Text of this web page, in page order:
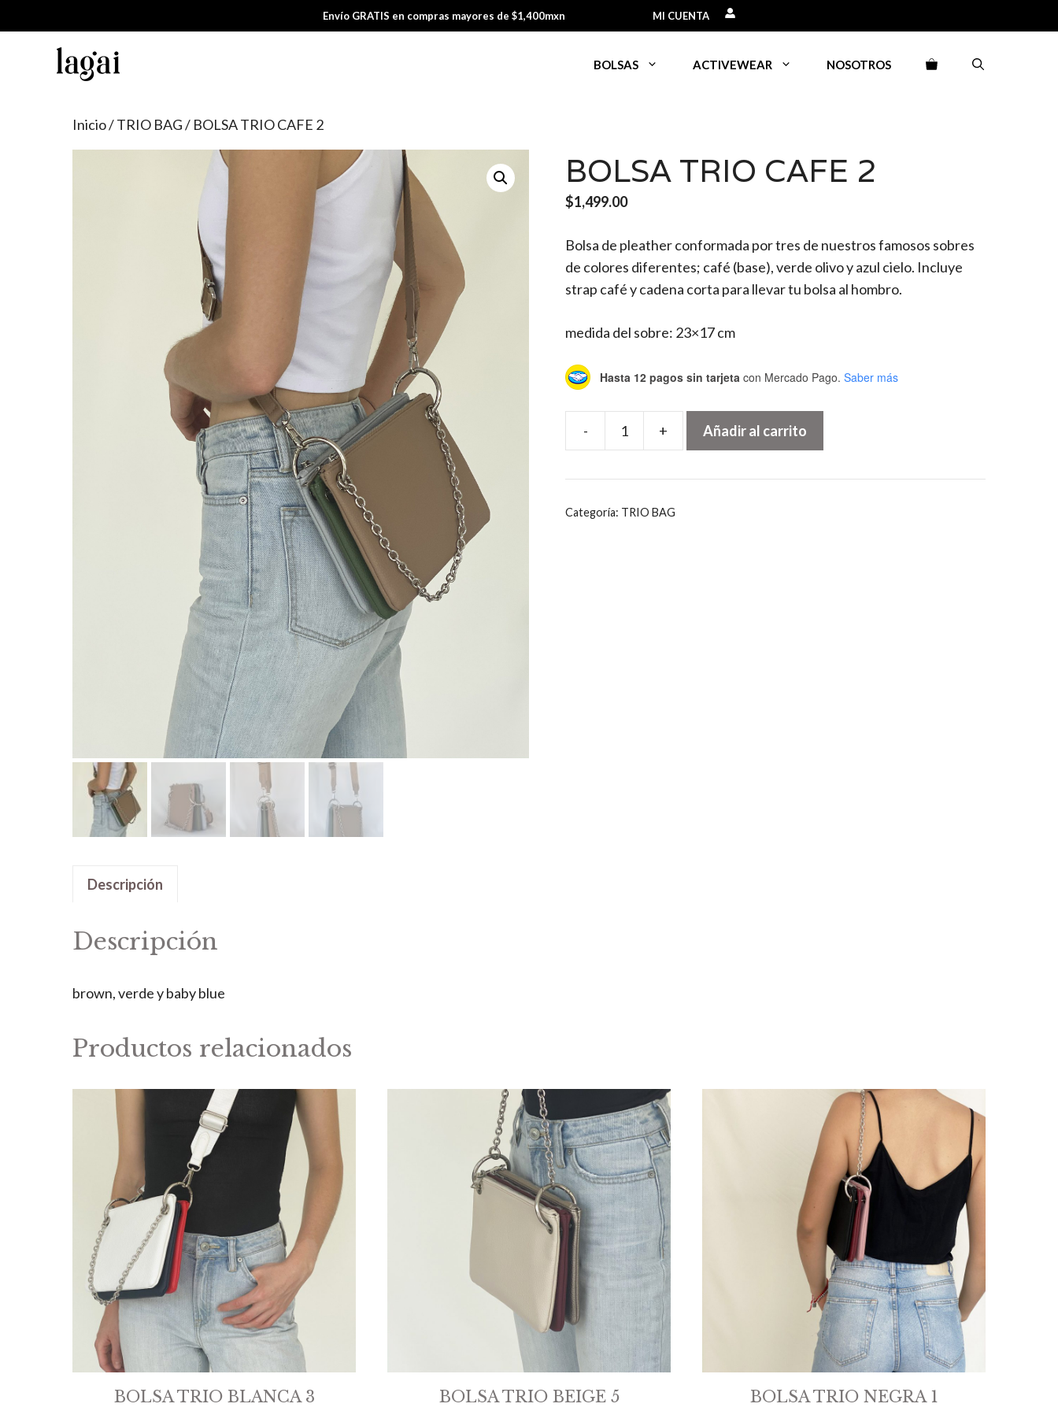
al
contenido
Envío GRATIS en compras mayores de $1,400mxn MI CUENTA
BOLSAS ACTIVEWEAR NOSOTROS
Inicio/TRIO BAG/ BOLSA TRIO CAFE 2
BOLSA TRIO CAFE 2
$1,499.00
Bolsa de pleather conformada por tres de nuestros famosos sobres
de colores diferentes; café (base), verde olivo y azul cielo. Incluye
strap café y cadena corta para llevar tu bolsa al hombro.
medida del sobre: 23×17 cm
Hasta 12 pagos sin tarjeta con Mercado Pago. Saber más
-
CAFE
2
+ Añadir al carrito
Categoría: TRIO BAG
Descripción
Descripción
brown, verde y baby blue
Productos relacionados
BOLSA TRIO BLANCA 3 BOLSA TRIO BEIGE 5 BOLSA TRIO NEGRA 1